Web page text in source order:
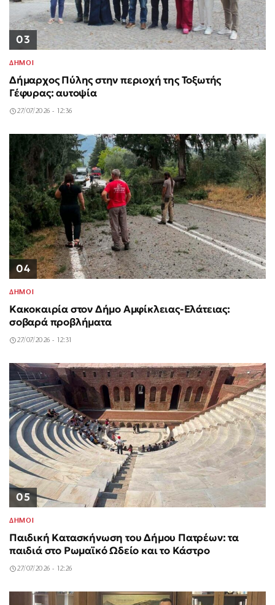
03
ΔΗΜΟΙ
Δήμαρχος Πύλης στην περιοχή της Τοξωτής
Γέφυρας: αυτοψία
27/07/2026 - 12:36
04
ΔΗΜΟΙ
Κακοκαιρία στον Δήμο Αμφίκλειας-Ελάτειας:
σοβαρά προβλήματα
27/07/2026 - 12:31
05
ΔΗΜΟΙ
Παιδική Κατασκήνωση του Δήμου Πατρέων: τα
παιδιά στο Ρωμαϊκό Ωδείο και το Κάστρο
27/07/2026 - 12:26